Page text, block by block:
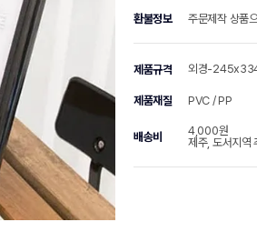
환불정보 주문제작 상품
제품규격 외경-
제품재질 PVC / PP
배송비
4,000원
제주, 도서지